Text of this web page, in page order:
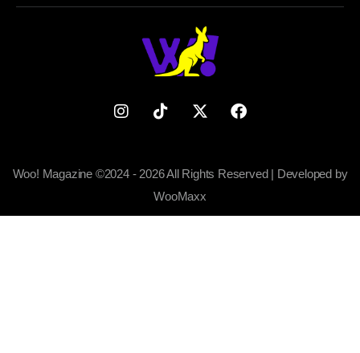
Woo! Magazine ©2024 - 2026 All Rights Reserved | Developed by
WooMaxx